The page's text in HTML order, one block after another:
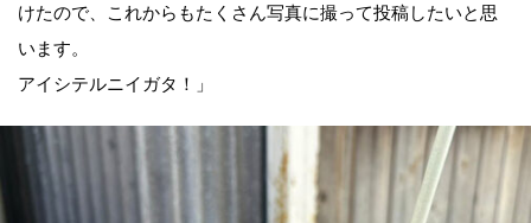
けたので、これからもたくさん写真に撮って投稿したいと思
います。
アイシテルニイガタ！」